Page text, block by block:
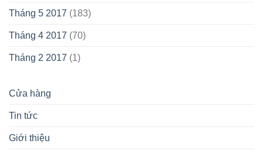
Tháng 5 2017 (183)
Tháng 4 2017 (70)
Tháng 2 2017 (1)
Cửa hàng
Tin tức
Giới thiệu